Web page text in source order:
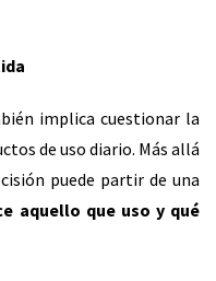
implica cuestionar la
de uso diario. Más allá
puede partir de una
aquello que uso y qué